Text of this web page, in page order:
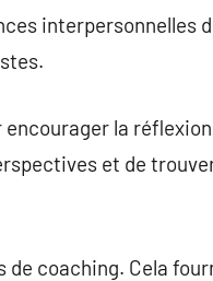
interpersonnelles
la
et de
coaching. Cela